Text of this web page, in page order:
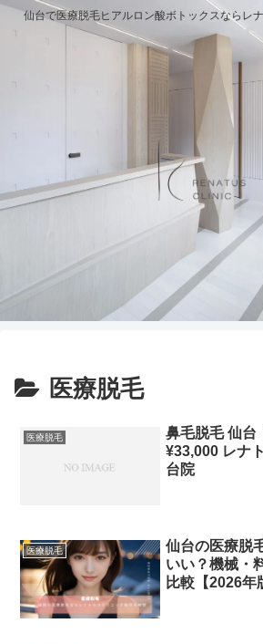
仙台で医療脱毛ヒアルロン酸ボトックスならレ
医療脱毛
医療脱毛
鼻毛脱毛 仙台
¥33,000 レナ
台院
医療脱毛
仙台の医療脱
いい？機械・
比較【2026年